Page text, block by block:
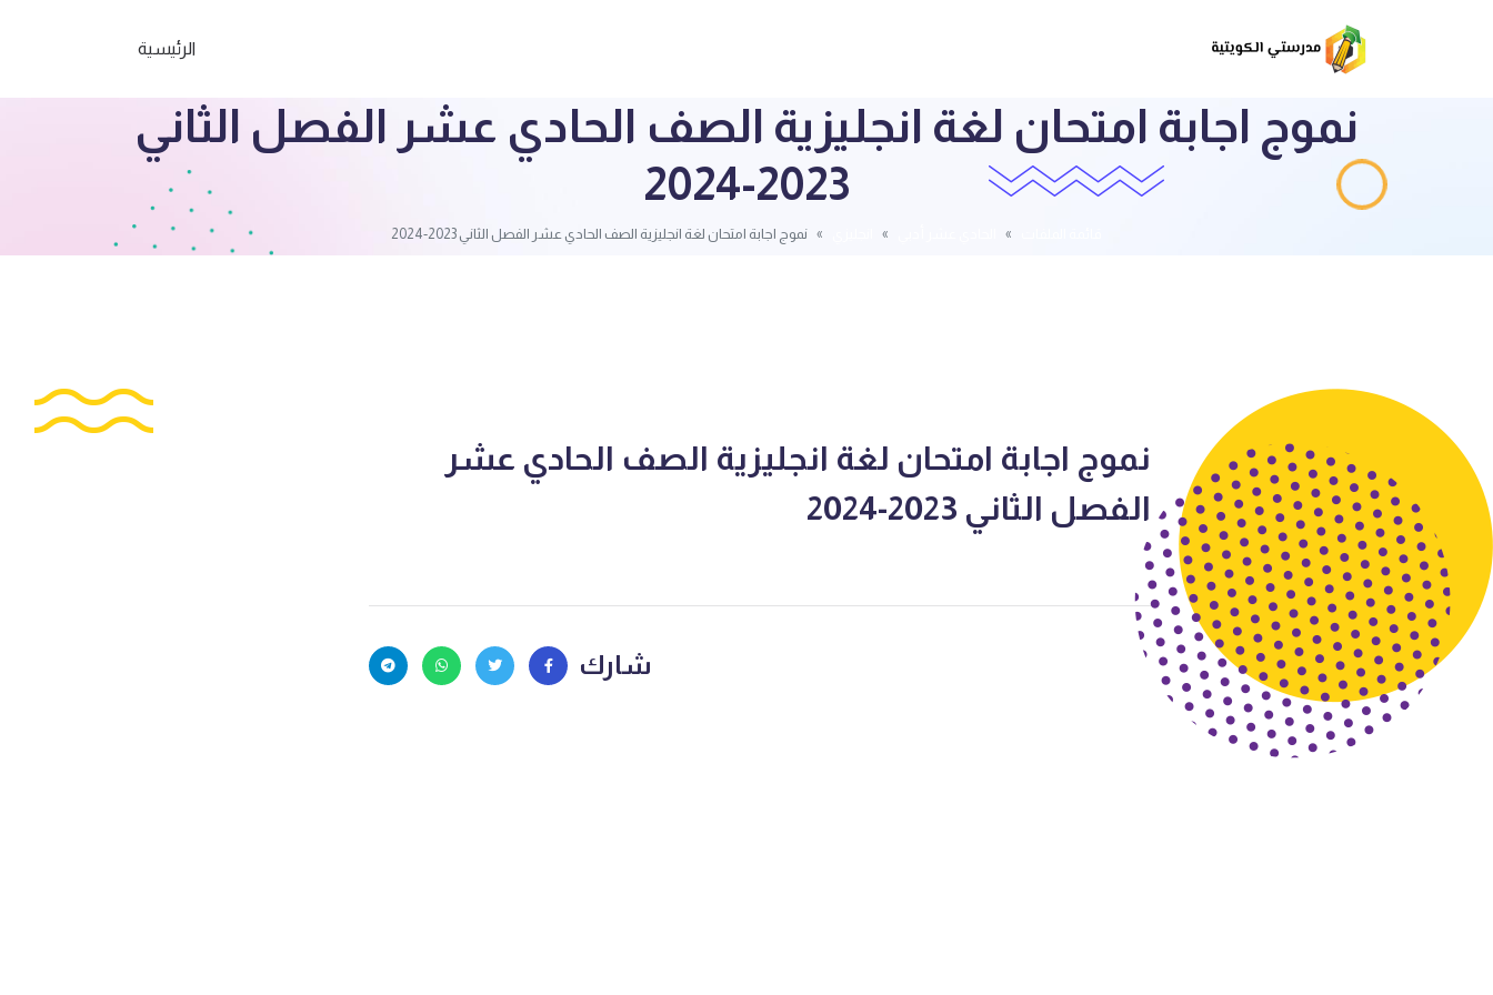
الرئيسية
نموج اجابة امتحان لغة انجليزية الصف الحادي عشر الفصل الثاني
2023-2024
نموج اجابة امتحان لغة انجليزية الصف الحادي عشر الفصل الثاني 2023-2024
نموج اجابة امتحان لغة انجليزية الصف الحادي عشر
الفصل الثاني 2023-2024
شارك